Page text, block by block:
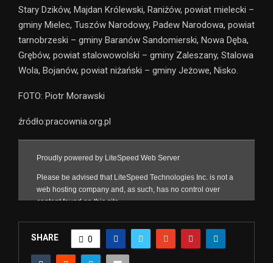
Stary Dzików, Majdan Królewski, Raniżów, powiat mielecki –
gminy Mielec, Tuszów Narodowy, Padew Narodowa, powiat
tarnobrzeski – gminy Baranów Sandomierski, Nowa Dęba,
Grębów, powiat stalowowolski – gminy Zaleszany, Stalowa
Wola, Bojanów, powiat niżański – gminy Jeżowe, Nisko.
FOTO: Piotr Morawski
źródło:pracownia.org.pl
SHARE 0